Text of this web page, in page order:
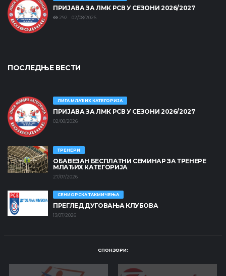
ПРИЈАВА ЗА ЛМК РСВ У СЕЗОНИ 2026/2027
292 02/08/2026
ПОСЛЕДЊЕ ВЕСТИ
ЛИГА МЛАЂИХ КАТЕГОРИЈА
ПРИЈАВА ЗА ЛМК РСВ У СЕЗОНИ 2026/2027
02/08/2026
ТРЕНЕРИ
ОБАВЕЗАН БЕСПЛАТНИ СЕМИНАР ЗА ТРЕНЕРЕ
МЛАЂИХ КАТЕГОРИЈА
27/07/2026
СЕНИОРСКА ТАКМИЧЕЊА
ПРЕГЛЕД ДУГОВАЊА КЛУБОВА
13/07/2026
СПОНЗОРИ: